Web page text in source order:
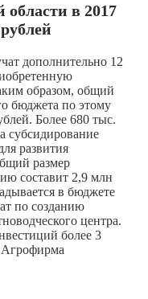
в 2017
дополнительно 12
образом, общий
бюджета по этому
Более 680 тыс.
субсидирование
развития
размер
составит 2,9 млн
в бюджете
по созданию
центра.
более 3